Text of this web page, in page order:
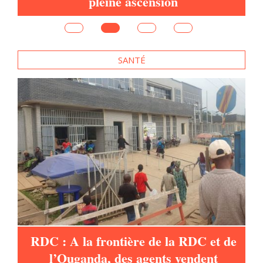
SANTÉ
RDC : A la frontière de la RDC et de
l’Ouganda, des agents vendent